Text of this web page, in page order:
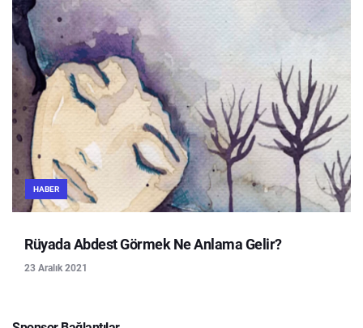
HABER
Rüyada Abdest Görmek Ne Anlama Gelir?
23 Aralık 2021